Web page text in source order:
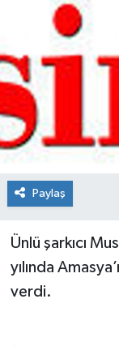
Paylaş
Ünlü şarkıcı
yılında
verdi.
Politika
Sağlık
Spor
Teknoloji
Son
Haber Arşivi